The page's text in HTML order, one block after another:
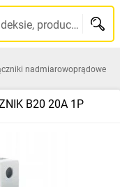
Szukaj po nazwie, indeksie, producencie, kodzie kreskowym...
nadmiarowoprądowe
B20 20A 1P